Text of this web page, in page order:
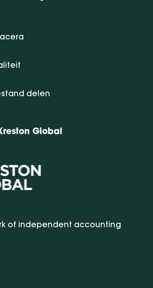
delen
Global
of independent accounting